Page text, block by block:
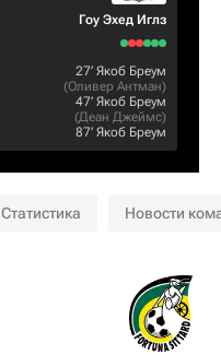
Гоу Эхед Иглз
27‎’‎ Якоб Бреум
(Оливер Антман)
47‎’‎ Якоб Бреум
(Деан Джеймс)
87‎’‎ Якоб Бреум
Статистика Новости